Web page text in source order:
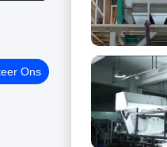
Ons